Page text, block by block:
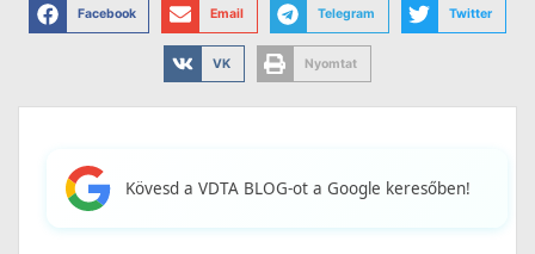
Facebook Email Telegram Twitter
VK Nyomtat
Kövesd a VDTA BLOG-ot a Google keresőben!